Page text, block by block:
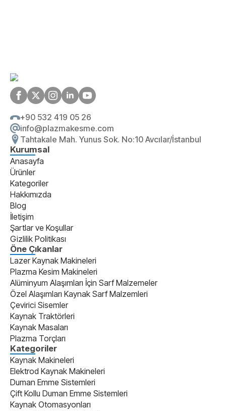
+90 532 419 05 26
info@plazmakesme.com
Tahtakale Mah. Yunus Sok. No:10 Avcılar/İstanbul
Kurumsal
Anasayfa
Ürünler
Kategoriler
Hakkımızda
Blog
İletişim
Şartlar ve Koşullar
Gizlilik Politikası
Öne Çıkanlar
Lazer Kaynak Makineleri
Plazma Kesim Makineleri
Alüminyum Alaşımları İçin Sarf Malzemeler
Özel Alaşımları Kaynak Sarf Malzemleri
Çevirici Sisemler
Kaynak Traktörleri
Kaynak Masaları
Plazma Torçları
Kategoriler
Kaynak Makineleri
Elektrod Kaynak Makineleri
Duman Emme Sistemleri
Çift Kollu Duman Emme Sistemleri
Kaynak Otomasyonları